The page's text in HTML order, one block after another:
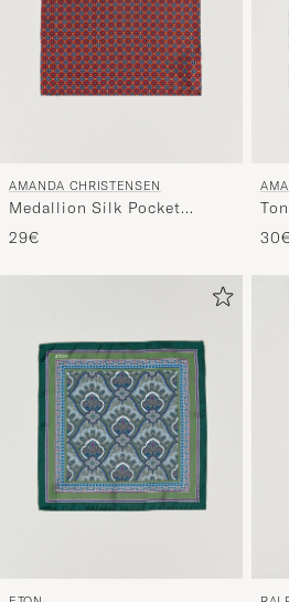
AMANDA CHRISTENSEN
Medallion Silk Pocket
Square Wine Red
29€